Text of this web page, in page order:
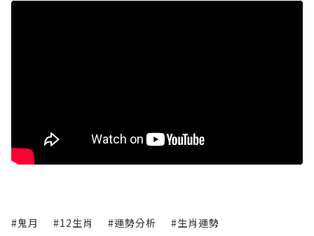
#鬼月 #12生肖 #運勢分析 #生肖運勢